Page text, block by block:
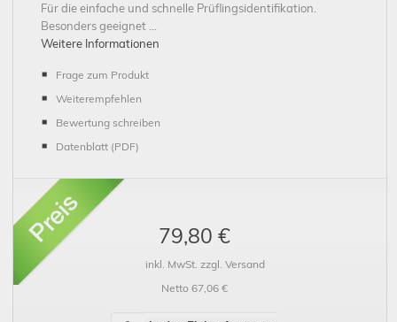
Für die einfache und schnelle Prüflingsidentifikation.
Besonders geeignet ...
Weitere Informationen
Frage zum Produkt
Weiterempfehlen
Bewertung schreiben
Datenblatt (PDF)
79,80 €
inkl. MwSt. zzgl. Versand
Netto 67,06 €